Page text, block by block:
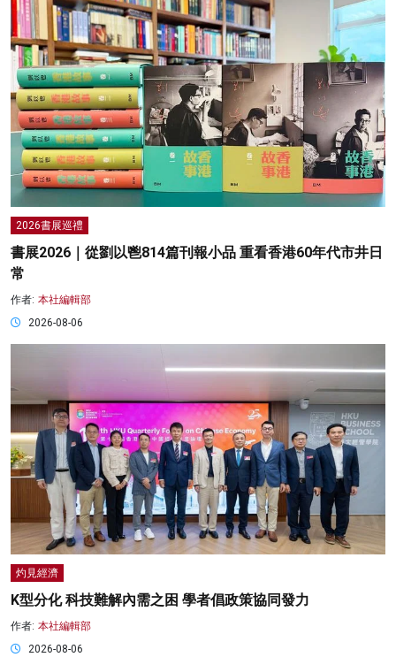
2026書展巡禮
書展2026｜從劉以鬯814篇刊報小品 重看香港60年代市井日
常
作者: 本社編輯部
2026-08-06
灼見經濟
K型分化 科技難解內需之困 學者倡政策協同發力
作者: 本社編輯部
2026-08-06